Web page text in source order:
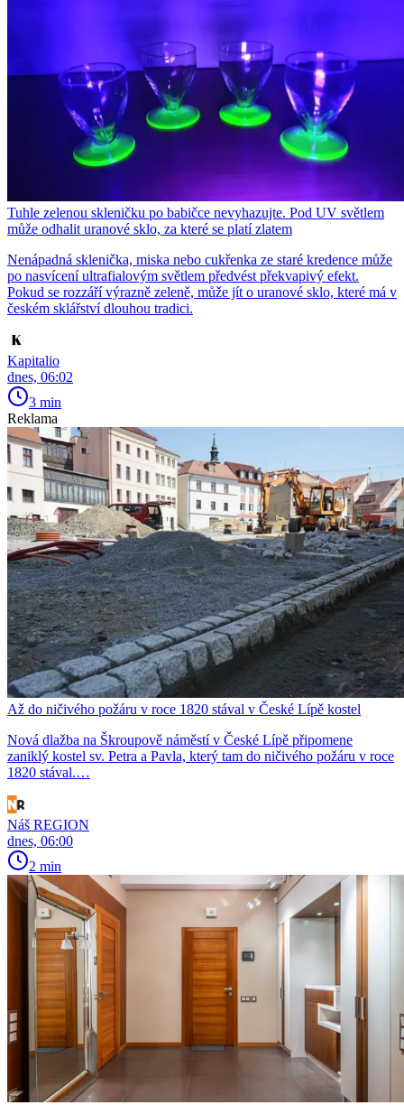
Tuhle zelenou skleničku po babičce nevyhazujte. Pod UV světlem
může odhalit uranové sklo, za které se platí zlatem
Nenápadná sklenička, miska nebo cukřenka ze staré kredence může
po nasvícení ultrafialovým světlem předvést překvapivý efekt.
Pokud se rozzáří výrazně zeleně, může jít o uranové sklo, které má v
českém sklářství dlouhou tradici.
Kapitalio
dnes, 06:02
3 min
Reklama
Až do ničivého požáru v roce 1820 stával v České Lípě kostel
Nová dlažba na Škroupově náměstí v České Lípě připomene
zaniklý kostel sv. Petra a Pavla, který tam do ničivého požáru v roce
1820 stával.…
Náš REGION
dnes, 06:00
2 min